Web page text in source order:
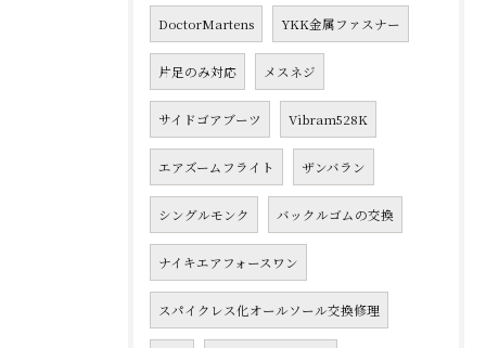
DoctorMartens YKK金属ファスナー
片足のみ対応 メスネジ
サイドゴアブーツ Vibram528K
エアズームフライト ザンバラン
シングルモンク バックルゴムの交換
ナイキエアフォースワン
スパイクレス化オールソール交換修理